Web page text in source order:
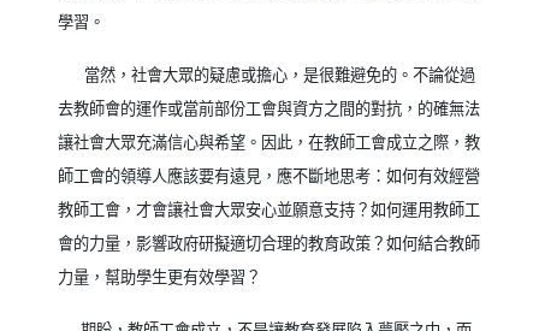
學習。
當然，社會大眾的疑慮或擔心，是很難避免的。不論從過
去教師會的運作或當前部份工會與資方之間的對抗，的確無法
讓社會大眾充滿信心與希望。因此，在教師工會成立之際，教
師工會的領導人應該要有遠見，應不斷地思考：如何有效經營
教師工會，才會讓社會大眾安心並願意支持？如何運用教師工
會的力量，影響政府研擬適切合理的教育政策？如何結合教師
力量，幫助學生更有效學習？